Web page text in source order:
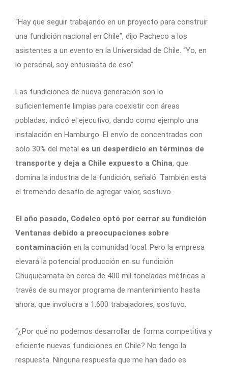
“Hay que seguir trabajando en un proyecto para construir
una fundición nacional en Chile”, dijo Pacheco a los
asistentes a un evento en la Universidad de Chile. “Yo, en
lo personal, soy entusiasta de eso”.
Las fundiciones de nueva generación son lo
suficientemente limpias para coexistir con áreas
pobladas, indicó el ejecutivo, dando como ejemplo una
instalación en Hamburgo. El envío de concentrados con
solo 30% del metal es un desperdicio en términos de
transporte y deja a Chile expuesto a China, que
domina la industria de la fundición, señaló. También está
el tremendo desafío de agregar valor, sostuvo.
El año pasado, Codelco optó por cerrar su fundición
Ventanas debido a preocupaciones sobre
contaminación en la comunidad local. Pero la empresa
elevará la potencial producción en su fundición
Chuquicamata en cerca de 400 mil toneladas métricas a
través de su mayor programa de mantenimiento hasta
ahora, que involucra a 1.600 trabajadores, sostuvo.
“¿Por qué no podemos desarrollar de forma competitiva y
eficiente nuevas fundiciones en Chile? No tengo la
respuesta. Ninguna respuesta que me han dado es